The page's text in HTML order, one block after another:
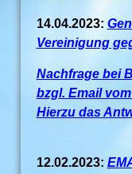
14.04.2023:
Vereinigung
Nachfrage bei
bzgl. Email
Hierzu das
12.02.2023: